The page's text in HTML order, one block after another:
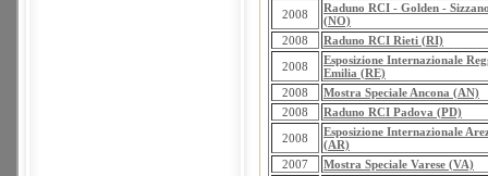
2008
Raduno RCI - Golden -
(NO)
2008
Raduno RCI Rieti (RI)
2008
Esposizione Internazionale
Emilia (RE)
2008
Mostra Speciale Ancona (AN)
2008
Raduno RCI Padova (PD)
2008
Esposizione Internazionale
(AR)
2007
Mostra Speciale Varese (VA)